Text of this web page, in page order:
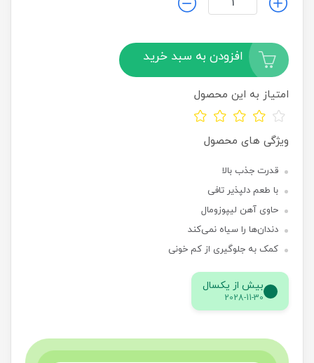
افزودن به سبد خرید
امتیاز به این محصول
ویژگی های محصول
قدرت جذب بالا
با طعم دلپذیر تافی
حاوی آهن لیپوزومال
دندان‌ها را سیاه نمی‌کند
کمک به جلوگیری از کم خونی
بیش از یکسال
2028-11-30